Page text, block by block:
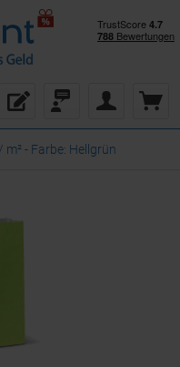
- Farbe: Hellgrün